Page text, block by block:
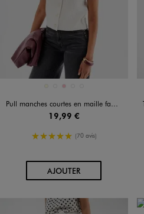
Disponible en 5 coloris
Pull manches courtes en maille fantaisie à boutons femme
19,99 €
5/5 de moyenne
(70 avis)
AJOUTERAU PANIER